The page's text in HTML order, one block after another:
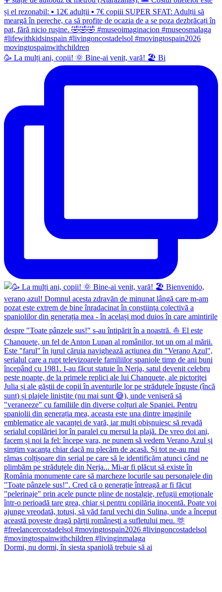
🥳 La mulți ani, copii! 🌞 Bine-ai venit, vară! 🏖 Bi
Dormi, nu dormi, în siesta spaniolă trebuie să ai